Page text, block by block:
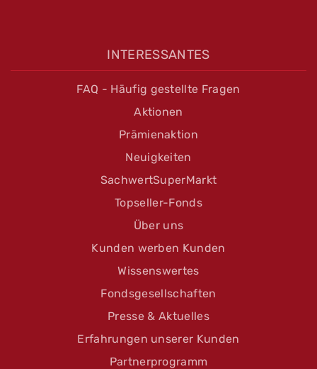
INTERESSANTES
FAQ - Häufig gestellte Fragen
Aktionen
Prämienaktion
Neuigkeiten
SachwertSuperMarkt
Topseller-Fonds
Über uns
Kunden werben Kunden
Wissenswertes
Fondsgesellschaften
Presse & Aktuelles
Erfahrungen unserer Kunden
Partnerprogramm